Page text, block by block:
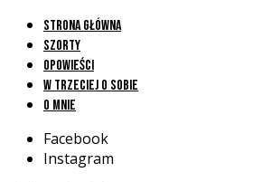
Strona główna
Szorty
Opowieści
W trzeciej o sobie
O mnie
Facebook
Instagram